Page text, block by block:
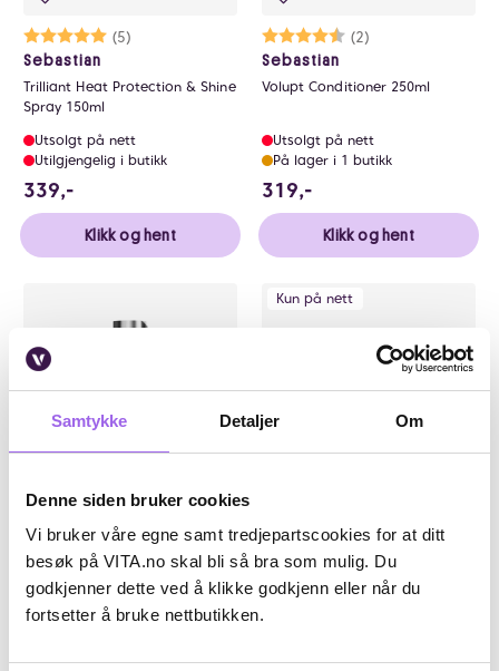
Samtykke Detaljer Om
Denne siden bruker cookies
Vi bruker våre egne samt tredjepartscookies for at ditt
besøk på VITA.no skal bli så bra som mulig. Du
godkjenner dette ved å klikke godkjenn eller når du
fortsetter å bruke nettbutikken.
Karakter:
(5)
5.0 av 5 mulige
Sebastian
Trilliant Heat Protection & Shine
Spray 150ml
Utsolgt på nett
Utilgjengelig i butikk
339,-
Klikk og hent
Karakter:
(2)
4.5 av 5 mulige
Sebastian
Volupt Conditioner 250ml
Utsolgt på nett
På lager i 1 butikk
319,-
Klikk og hent
Sebastian Professional
No.Breaker Bonding Shampoo
250ml
Utsolgt på nett
Kun på nett
Karakter:
4.5 av 5 mulige
Sebastian
Seb Man The Player Medium
Hold Styling Gel 150ml